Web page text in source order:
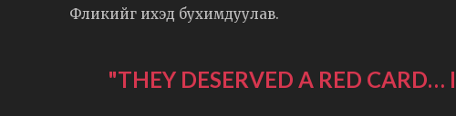
Фликийг ихэд бухимдуулав.
"THEY DESERVED A RED CARD…